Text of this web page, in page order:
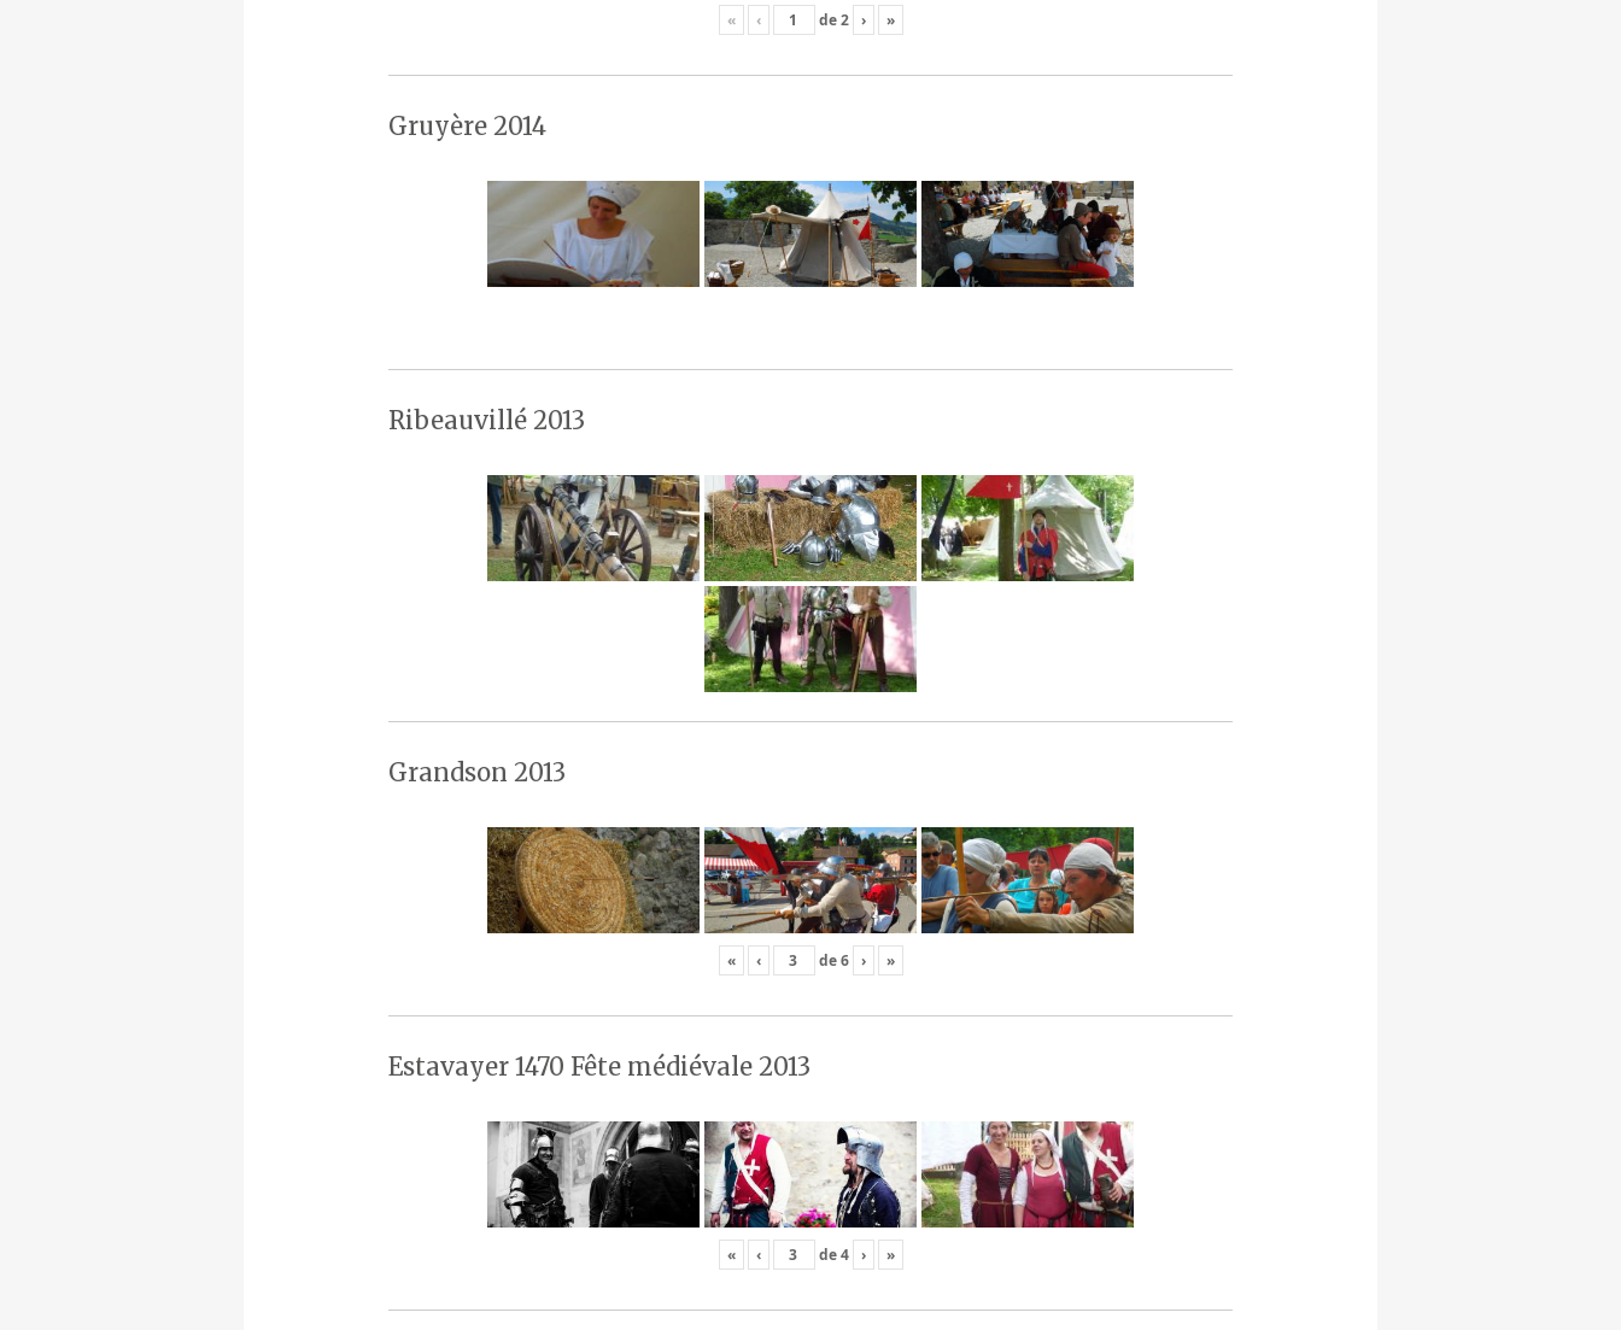
« ‹ de2 › »
Gruyère 2014
Ribeauvillé 2013
Grandson 2013
« ‹ de6 › »
Estavayer 1470 Fête médiévale 2013
« ‹ de4 › »